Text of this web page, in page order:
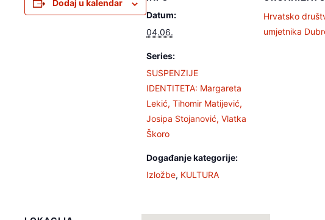
Dodaj u kalendar
Datum:
04.06.
Series:
SUSPENZIJE
IDENTITETA: Margareta
Lekić, Tihomir Matijević,
Josipa Stojanović, Vlatka
Škoro
Događanje kategorije:
Izložbe, KULTURA
Hrvatsko
umjetnika